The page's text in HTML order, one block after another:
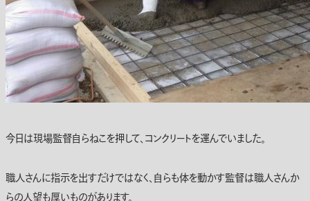
今日は現場監督自らねこを押して、コンクリートを運んでいました。
職人さんに指示を出すだけではなく、自らも体を動かす監督は職人さんか
らの人望も厚いものがあります。